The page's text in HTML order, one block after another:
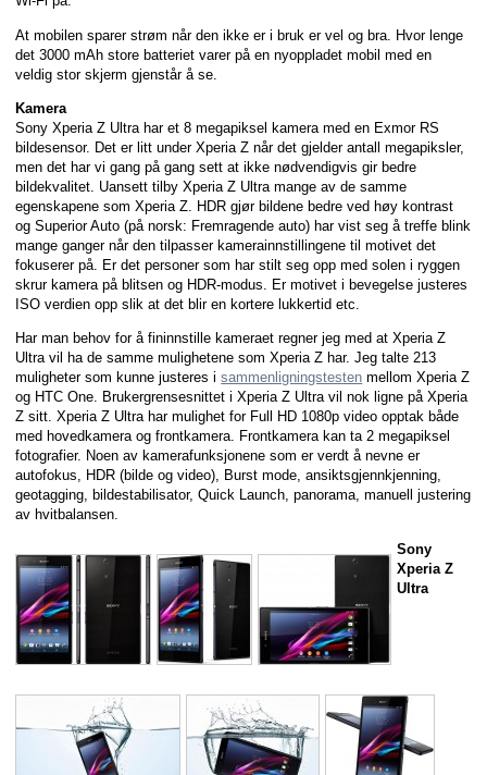
At mobilen sparer strøm når den ikke er i bruk er vel og bra. Hvor lenge
det 3000 mAh store batteriet varer på en nyoppladet mobil med en
veldig stor skjerm gjenstår å se.
Kamera
Sony Xperia Z Ultra har et 8 megapiksel kamera med en Exmor RS
bildesensor. Det er litt under Xperia Z når det gjelder antall megapiksler,
men det har vi gang på gang sett at ikke nødvendigvis gir bedre
bildekvalitet. Uansett tilby Xperia Z Ultra mange av de samme
egenskapene som Xperia Z. HDR gjør bildene bedre ved høy kontrast
og Superior Auto (på norsk: Fremragende auto) har vist seg å treffe blink
mange ganger når den tilpasser kamerainnstillingene til motivet det
fokuserer på. Er det personer som har stilt seg opp med solen i ryggen
skrur kamera på blitsen og HDR-modus. Er motivet i bevegelse justeres
ISO verdien opp slik at det blir en kortere lukkertid etc.
Har man behov for å fininnstille kameraet regner jeg med at Xperia Z
Ultra vil ha de samme mulighetene som Xperia Z har. Jeg talte 213
muligheter som kunne justeres isammenligningstesten mellom Xperia Z
og HTC One. Brukergrensesnittet i Xperia Z Ultra vil nok ligne på Xperia
Z sitt. Xperia Z Ultra har mulighet for Full HD 1080p video opptak både
med hovedkamera og frontkamera. Frontkamera kan ta 2 megapiksel
fotografier. Noen av kamerafunksjonene som er verdt å nevne er
autofokus, HDR (bilde og video), Burst mode, ansiktsgjennkjenning,
geotagging, bildestabilisator, Quick Launch, panorama, manuell justering
av hvitbalansen.
Sony
Xperia Z
Ultra